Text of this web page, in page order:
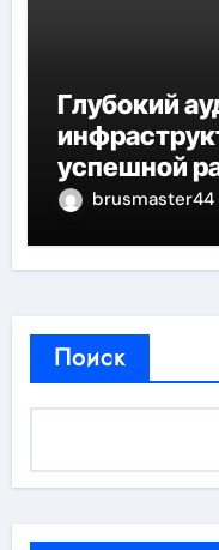
Глубокий
успешной
бизнеса
brusmaster44
Поиск